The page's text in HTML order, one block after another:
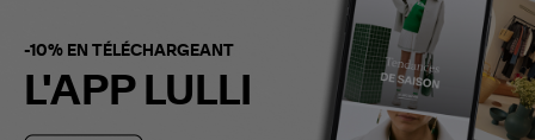
-10% EN TÉLÉCHARGEANT
L'APP LULLI